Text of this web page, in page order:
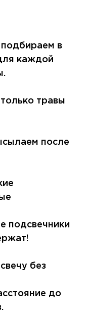
в
каждой
травы
после
подсвечники
без
до